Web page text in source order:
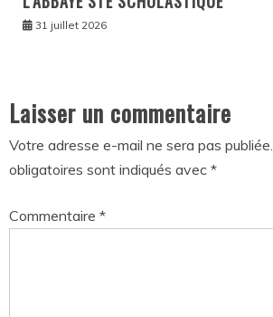
31 juillet 2026
Laisser un commentaire
Votre adresse e-mail ne sera pas publiée.
obligatoires sont indiqués avec *
Commentaire *